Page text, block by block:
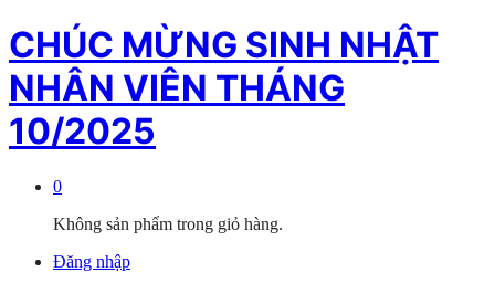
CHÚC MỪNG SINH NHẬT
NHÂN VIÊN THÁNG
10/2025
0
Không sản phẩm trong giỏ hàng.
Đăng nhập